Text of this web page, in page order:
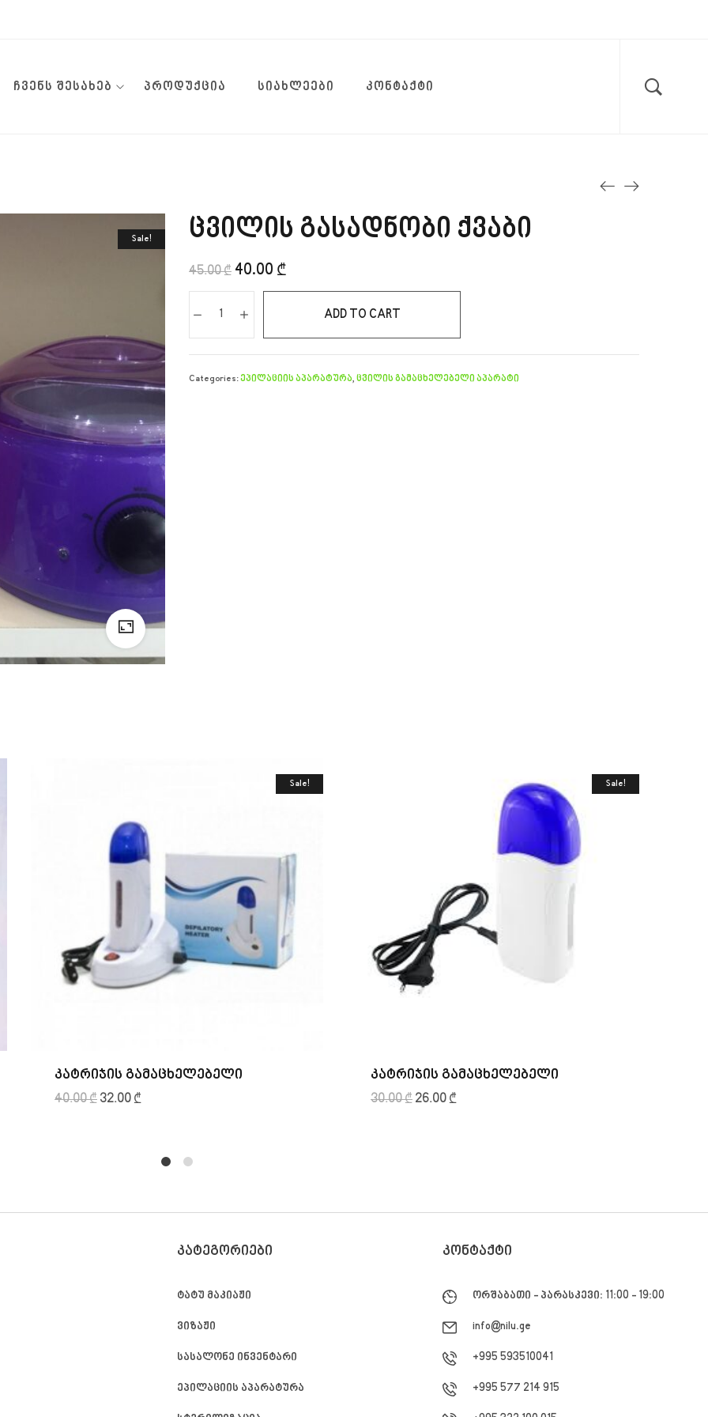
ᲩᲕᲔᲜᲡ ᲨᲔᲡᲐᲮᲔᲑ ᲞᲠᲝᲓᲣᲥᲪᲘᲐ ᲡᲘᲐᲮᲚᲔᲔᲑᲘ ᲙᲝᲜᲢᲐᲥᲢᲘ
Sale! ცვილის გასადნობი ქვაბი
45.00₾ 40.00 ₾
ADD TO CART
Categories:ეპილაციის აპარატურა, ცვილის გამაცხელებელი აპარატი
Sale!
კატრიჯის გამაცხელებელი
40.00₾ 32.00 ₾
Sale!
კატრიჯის გამაცხელებელი
30.00₾ 26.00 ₾
ᲙᲐᲢᲔᲒᲝᲠᲘᲔᲑᲘ
ტატუ მაკიაჟი
ვიზაჟი
სასალონე ინვენტარი
ეპილაციის აპარატურა
ᲙᲝᲜᲢᲐᲥᲢᲘ
ორშაბათი - პარასკევი: 11:00 - 19:00
info@nilu.ge
+995 593510041
+995 577 214 915